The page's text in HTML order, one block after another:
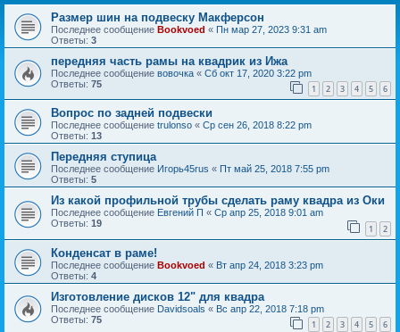
Размер шин на подвеску Макферсон
Последнее сообщение Bookvoed « Пн мар 27, 2023 9:31 am
Ответы: 3
передняя часть рамы на квадрик из Ижа
Последнее сообщение вовочка « Сб окт 17, 2020 3:22 pm
Ответы: 75 1 2 3 4 5 6
Вопрос по задней подвески
Последнее сообщение trulonso « Ср сен 26, 2018 8:22 pm
Ответы: 13
Передняя ступица
Последнее сообщение Игорь45rus « Пт май 25, 2018 7:55 pm
Ответы: 5
Из какой профильной трубы сделать раму квадра из Оки
Последнее сообщение Евгений П « Ср апр 25, 2018 9:01 am
Ответы: 19 1 2
Конденсат в раме!
Последнее сообщение Bookvoed « Вт апр 24, 2018 3:23 pm
Ответы: 4
Изготовление дисков 12" для квадра
Последнее сообщение Davidsoals « Вс апр 22, 2018 7:18 pm
Ответы: 75 1 2 3 4 5 6